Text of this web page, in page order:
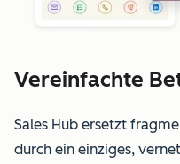
Vereinfachte
Sales Hub ersetzt
durch ein einziges,